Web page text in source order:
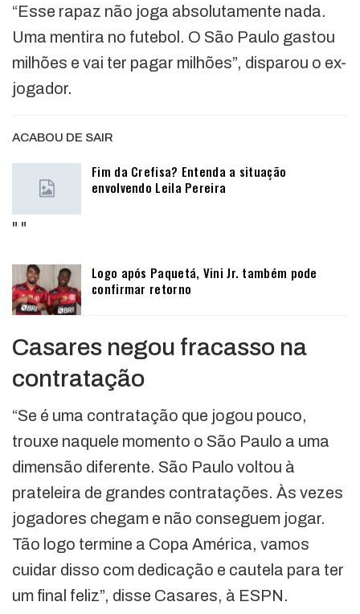
“Esse rapaz não joga absolutamente nada.
Uma mentira no futebol. O São Paulo gastou
milhões e vai ter pagar milhões”, disparou o ex-
jogador.
ACABOU DE SAIR
Fim da Crefisa? Entenda a situação
envolvendo Leila Pereira
" "
Logo após Paquetá, Vini Jr. também pode
confirmar retorno
Casares negou fracasso na
contratação
“Se é uma contratação que jogou pouco,
trouxe naquele momento o São Paulo a uma
dimensão diferente. São Paulo voltou à
prateleira de grandes contratações. Às vezes
jogadores chegam e não conseguem jogar.
Tão logo termine a Copa América, vamos
cuidar disso com dedicação e cautela para ter
um final feliz”, disse Casares, à ESPN.